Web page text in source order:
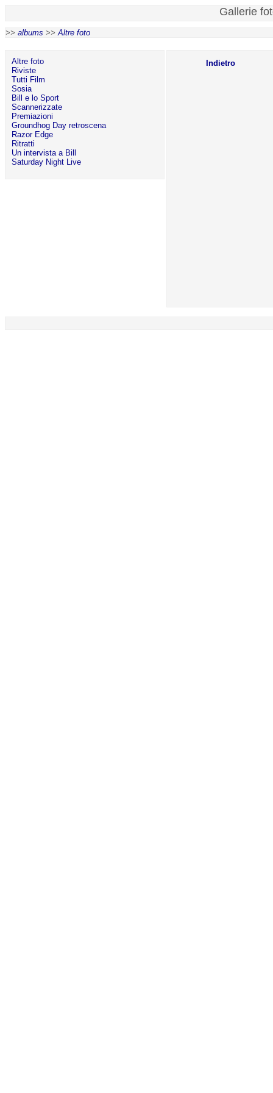
Gallerie
>> albums >>Altre foto
Altre foto
Riviste
Tutti Film
Sosia
Bill e lo Sport
Scannerizzate
Premiazioni
Groundhog Day retroscena
Razor Edge
Ritratti
Un intervista a Bill
Saturday Night Live
Indietro